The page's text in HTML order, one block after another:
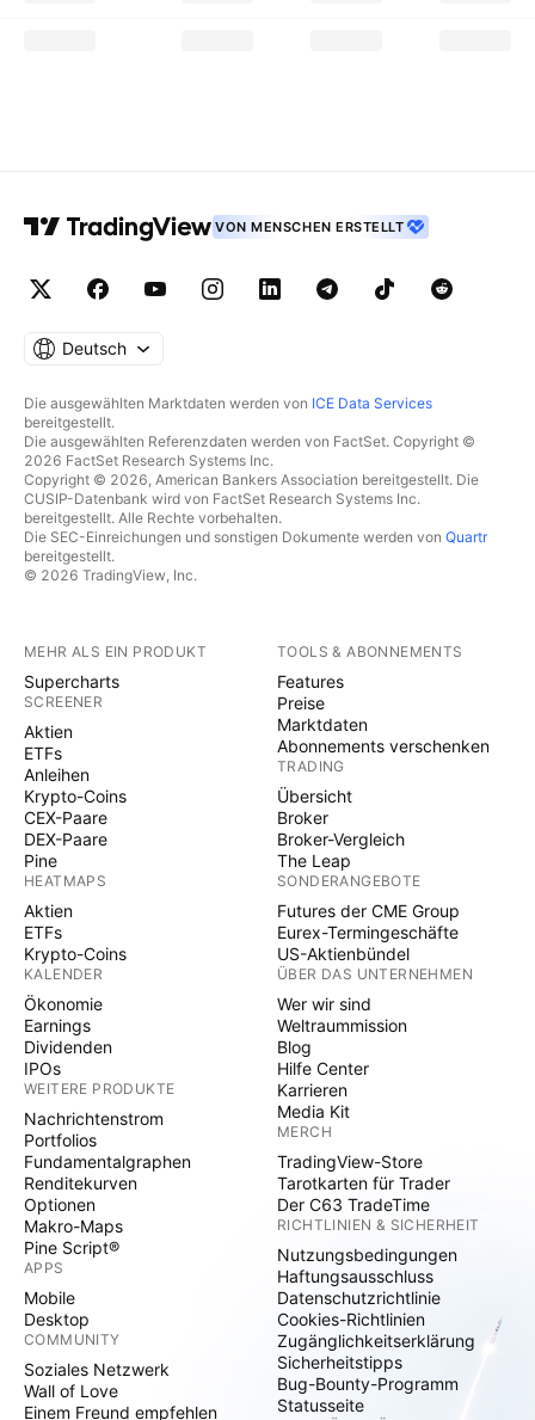
VON MENSCHEN ERSTELLT
Deutsch
Die ausgewählten Marktdaten werden von ICE Data Services
bereitgestellt.
Die ausgewählten Referenzdaten werden von FactSet. Copyright ©
2026 FactSet Research Systems Inc.
Copyright © 2026, American Bankers Association bereitgestellt. Die
CUSIP-Datenbank wird von FactSet Research Systems Inc.
bereitgestellt. Alle Rechte vorbehalten.
Die SEC-Einreichungen und sonstigen Dokumente werden von Quartr
bereitgestellt.
© 2026 TradingView, Inc.
MEHR ALS EIN PRODUKT
Supercharts
SCREENER
Aktien
ETFs
Anleihen
Krypto-Coins
CEX-Paare
DEX-Paare
Pine
HEATMAPS
Aktien
ETFs
Krypto-Coins
KALENDER
Ökonomie
Earnings
Dividenden
IPOs
WEITERE PRODUKTE
Nachrichtenstrom
Portfolios
Fundamentalgraphen
Renditekurven
Optionen
Makro-Maps
Pine Script®
APPS
Mobile
Desktop
COMMUNITY
Soziales Netzwerk
Wall of Love
Einem Freund empfehlen
TOOLS & ABONNEMENTS
Features
Preise
Marktdaten
Abonnements verschenken
TRADING
Übersicht
Broker
Broker-Vergleich
The Leap
SONDERANGEBOTE
Futures der CME Group
Eurex-Termingeschäfte
US-Aktienbündel
ÜBER DAS UNTERNEHMEN
Wer wir sind
Weltraummission
Blog
Hilfe Center
Karrieren
Media Kit
MERCH
TradingView-Store
Tarotkarten für Trader
Der C63 TradeTime
RICHTLINIEN & SICHERHEIT
Nutzungsbedingungen
Haftungsausschluss
Datenschutzrichtlinie
Cookies-Richtlinien
Zugänglichkeitserklärung
Sicherheitstipps
Bug-Bounty-Programm
Statusseite